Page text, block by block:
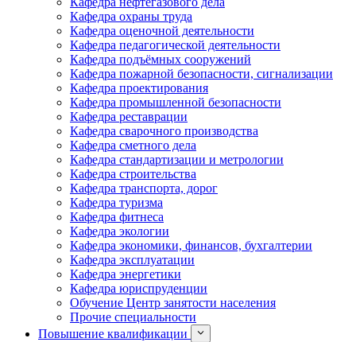
Кафедра охраны труда
Кафедра оценочной деятельности
Кафедра педагогической деятельности
Кафедра подъёмных сооружений
Кафедра пожарной безопасности, сигнализации
Кафедра проектирования
Кафедра промышленной безопасности
Кафедра реставрации
Кафедра сварочного производства
Кафедра сметного дела
Кафедра стандартизации и метрологии
Кафедра строительства
Кафедра транспорта, дорог
Кафедра туризма
Кафедра фитнеса
Кафедра экологии
Кафедра экономики, финансов, бухгалтерии
Кафедра эксплуатации
Кафедра энергетики
Кафедра юриспруденции
Обучение Центр занятости населения
Прочие специальности
Повышение квалификации